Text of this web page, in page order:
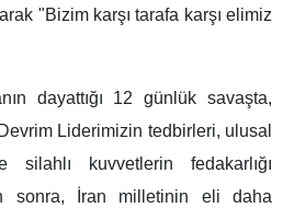
"Bizim karşı tarafa karşı elimiz
dayattığı 12 günlük savaşta,
Liderimizin tedbirleri, ulusal
kuvvetlerin fedakarlığı
sonra, İran milletinin eli daha